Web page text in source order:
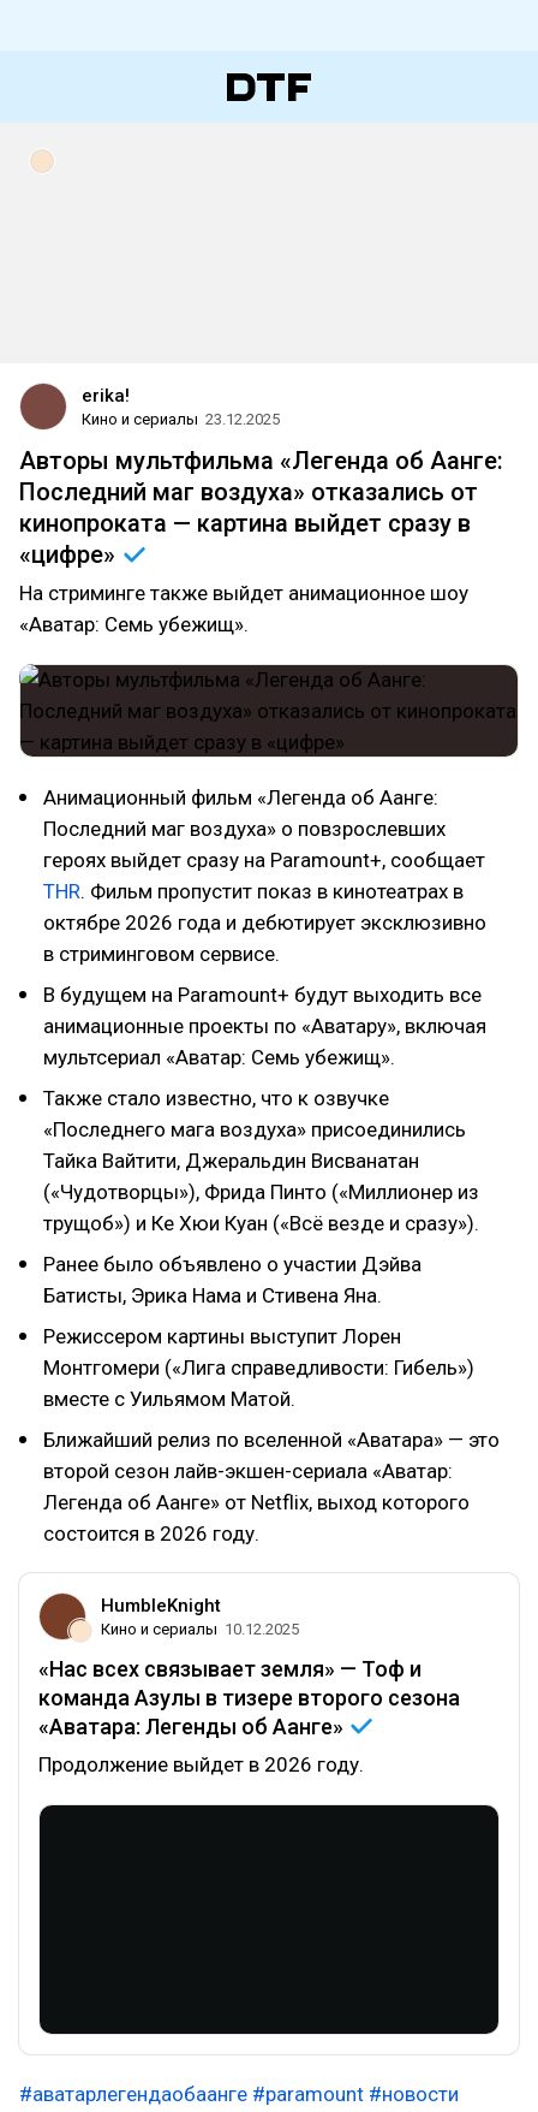
erika!
Кино и сериалы 23.12.2025
Авторы мультфильма «Легенда об Аанге:
Последний маг воздуха» отказались от
кинопроката — картина выйдет сразу в
«цифре»
На стриминге также выйдет анимационное шоу
«Аватар: Семь убежищ».
Анимационный фильм «Легенда об Аанге:
Последний маг воздуха» о повзрослевших
героях выйдет сразу на Paramount+, сообщает
THR. Фильм пропустит показ в кинотеатрах в
октябре 2026 года и дебютирует эксклюзивно
в стриминговом сервисе.
В будущем на Paramount+ будут выходить все
анимационные проекты по «Аватару», включая
мультсериал «Аватар: Семь убежищ».
Также стало известно, что к озвучке
«Последнего мага воздуха» присоединились
Тайка Вайтити, Джеральдин Висванатан
(«Чудотворцы»), Фрида Пинто («Миллионер из
трущоб») и Ке Хюи Куан («Всё везде и сразу»).
Ранее было объявлено о участии Дэйва
Батисты, Эрика Нама и Стивена Яна.
Режиссером картины выступит Лорен
Монтгомери («Лига справедливости: Гибель»)
вместе с Уильямом Матой.
Ближайший релиз по вселенной «Аватара» — это
второй сезон лайв-экшен-сериала «Аватар:
Легенда об Аанге» от Netflix, выход которого
состоится в 2026 году.
HumbleKnight
Кино и сериалы 10.12.2025
«Нас всех связывает земля» — Тоф и
команда Азулы в тизере второго сезона
«Аватара: Легенды об Аанге»
Продолжение выйдет в 2026 году.
#аватарлегендаобаанге #paramount #новости